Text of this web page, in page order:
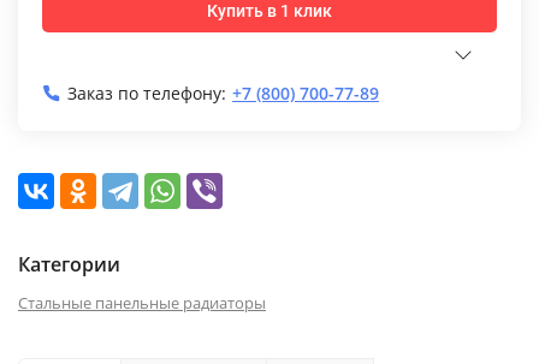
Купить в 1 клик
Заказ по телефону: +7 (800) 700-77-89
Категории
Стальные панельные радиаторы